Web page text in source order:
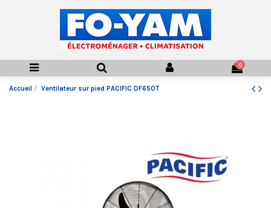
0
Accueil Ventilateur sur pied PACIFIC DF650T